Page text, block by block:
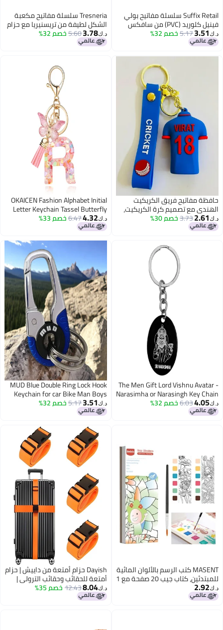
Suffix Retail سلسلة مفاتيح بولي
فينيل كلوريد (PVC) من سافكس
ريتيل للسيارة، سلسلة مفاتيح مميزة
للرجال تستخدم كسلسلة مفاتيح
(هندسي، رائد فضاء_Sfr_2)، أسود
د.ك‏3.51
5.17خصم 32%
Tresneria سلسلة مفاتيح مكعبة
الشكل لطيفة من تريسنيريا مع حزام
وجرس | حلقة مفاتيح معدنية
للأطفال، للبنات والأولاد، وللحقائب
د.ك‏3.78
5.60خصم 32%
حافظة مفاتيح فريق الكريكيت
الهندي مع تصميم كرة الكريكيت،
حزام سيليكون أزرق، قميص رقم 18
د.ك‏2.61
3.73خصم 30%
OKAICEN Fashion Alphabet Initial
Letter Keychain Tassel Butterfly
Pendant Key Ring for Purse
Handbags Women Girl ('R')
د.ك‏4.32
6.47خصم 33%
The Men Gift Lord Vishnu Avatar -
Narasimha or Narasingh Key Chain
Black Stainless Steel Keyring
Keychain For Bike Car Office Home
د.ك‏4.05
6.03خصم 32%
MUD Blue Double Ring Lock Hook
Keychain for car Bike Man Boys
د.ك‏3.51
5.17خصم 32%
MASENT كتب الرسم بالألوان المائية
للمبتدئين، كتاب جيب 20 صفحة مع 1
فرشاة طلاء، كتاب رسم بالألوان
المائية كهدية للأطفال تصميم ولون
د.ك‏2.92
Dayish حزام أمتعة من داييش | حزام
أمتعة للحقائب وحقائب الترولي |
حزام سفر مزود بإبزيم قابل للتعديل
وسريع الفتح للحقائب (4، برتقالي)
د.ك‏8.04
12.43خصم 35%